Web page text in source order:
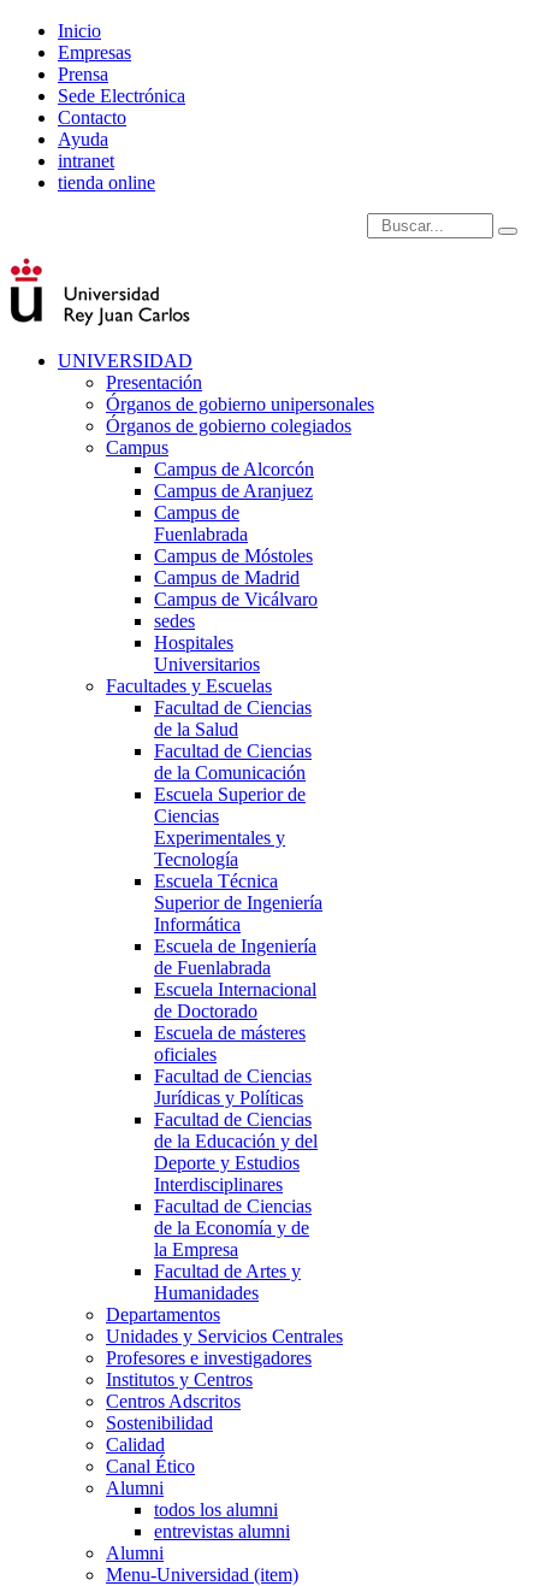
Inicio
Empresas
Prensa
Sede Electrónica
Contacto
Ayuda
intranet
tienda online
Introduce términos de
UNIVERSIDAD
Presentación
Órganos de gobierno unipersonales
Órganos de gobierno colegiados
Campus
Campus de Alcorcón
Campus de Aranjuez
Campus de
Fuenlabrada
Campus de Móstoles
Campus de Madrid
Campus de Vicálvaro
sedes
Hospitales
Universitarios
Facultades y Escuelas
Facultad de Ciencias
de la Salud
Facultad de Ciencias
de la Comunicación
Escuela Superior de
Ciencias
Experimentales y
Tecnología
Escuela Técnica
Superior de Ingeniería
Informática
Escuela de Ingeniería
de Fuenlabrada
Escuela Internacional
de Doctorado
Escuela de másteres
oficiales
Facultad de Ciencias
Jurídicas y Políticas
Facultad de Ciencias
de la Educación y del
Deporte y Estudios
Interdisciplinares
Facultad de Ciencias
de la Economía y de
la Empresa
Facultad de Artes y
Humanidades
Departamentos
Unidades y Servicios Centrales
Profesores e investigadores
Institutos y Centros
Centros Adscritos
Sostenibilidad
Calidad
Canal Ético
Alumni
todos los alumni
entrevistas alumni
Alumni
Menu-Universidad (item)